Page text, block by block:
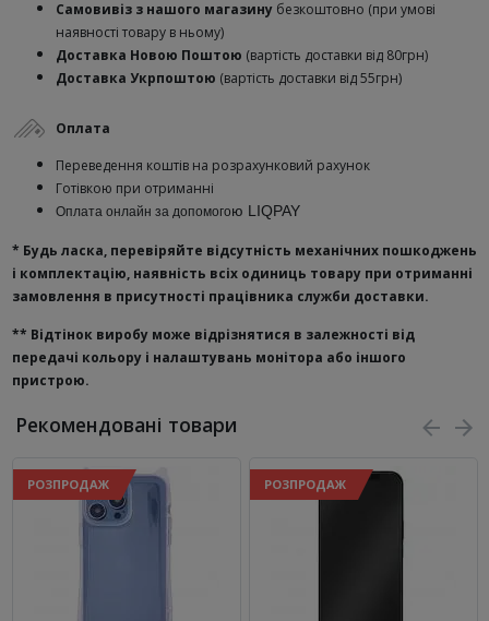
Самовивіз з нашого магазину безкоштовно (при умові
наявності товару в ньому)
Доставка Новою Поштою (вартість доставки від 80грн)
Доставка Укрпоштою (вартість доставки від 55грн)
Оплата
Переведення коштів на розрахунковий рахунок
Готівкою при отриманні
Оплата онлайн за допомогою LIQPAY
* Будь ласка, перевіряйте відсутність механічних пошкоджень
і комплектацію, наявність всіх одиниць товару при отриманні
замовлення в присутності працівника служби доставки.
** Відтінок виробу може відрізнятися в залежності від
передачі кольору і налаштувань монітора або іншого
пристрою.
Рекомендовані товари
РОЗПРОДАЖ РОЗПРОДАЖ